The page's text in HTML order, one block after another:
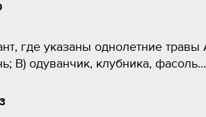
где указаны однолетние
В) одуванчик, клубника, фасоль​...